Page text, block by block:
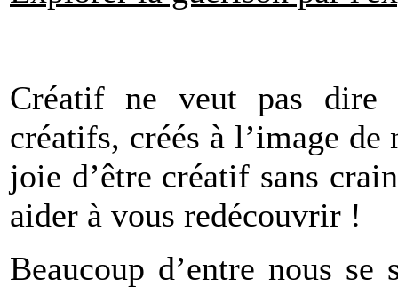
Créatif ne veut pas dire
créatifs, créés à l’image
joie d’être créatif sans
aider à vous redécouvrir !
Beaucoup d’entre nous